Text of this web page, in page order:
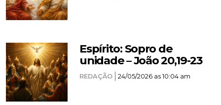
Espírito: Sopro de
unidade – João 20,19-23
REDAÇÃO 24/05/2026 as 10:04 am